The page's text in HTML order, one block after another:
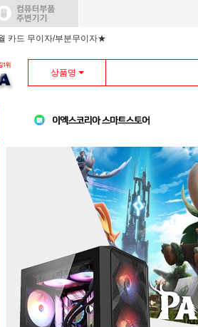
카드 무이자/부분무이자★
상품명